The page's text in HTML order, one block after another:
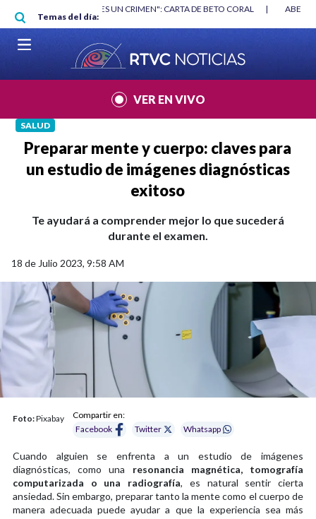
Pasar al contenido principal
Temas del día:
"HABLAR NO ES UN CRIMEN": CARTA DE BETO CORAL |
VER EN VIVO
SALUD
Preparar mente y cuerpo: claves para
un estudio de imágenes diagnósticas
exitoso
Te ayudará a comprender mejor lo que sucederá
durante el examen.
18 de Julio 2023, 9:58 AM
Foto:Pixabay
Compartir en:
Facebook
Twitter Whatsapp
Cuando alguien se enfrenta a un estudio de imágenes
diagnósticas, como una resonancia magnética, tomografía
computarizada o una radiografía, es natural sentir cierta
ansiedad. Sin embargo, preparar tanto la mente como el cuerpo de
manera adecuada puede ayudar a que la experiencia sea más